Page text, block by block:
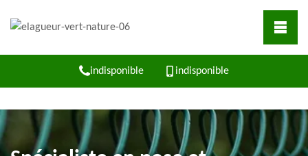
indisponible indisponible